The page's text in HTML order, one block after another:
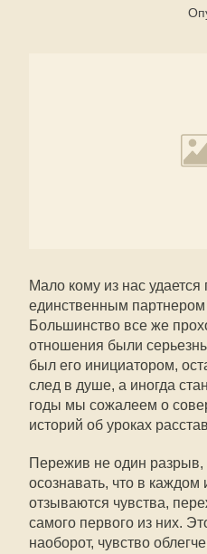
Мало кому из нас
единственным
Большинство все же
отношения были
был его инициатором,
след в душе, а иногда
годы мы сожалеем о
историй об уроках
Пережив не один
осознавать, что в каждом
отзываются чувства,
самого первого из них.
наоборот, чувство